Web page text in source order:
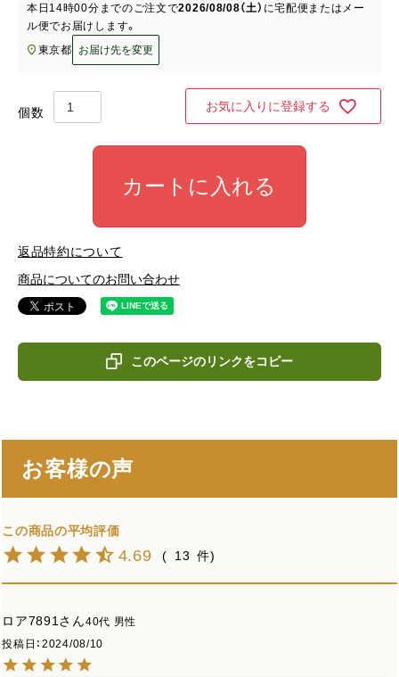
本日 14時00分 までのご注文で2026/08/08（土） に宅配便またはメー
ル便でお届けします。
東京都
お届け先を変更
お気に入りに登録する
カートに入れる
返品特約について
商品についてのお問い合わせ
このページのリンクをコピー
お客様の声
4.69 13
ロア7891 40代 男性
投稿日
2024/08/10